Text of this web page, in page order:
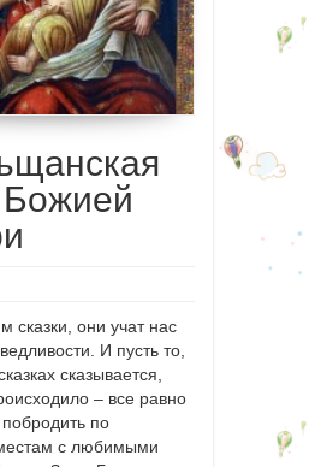
Божией
сказки, они учат нас
И пусть то,
сказывается,
– все равно
по
с любимыми